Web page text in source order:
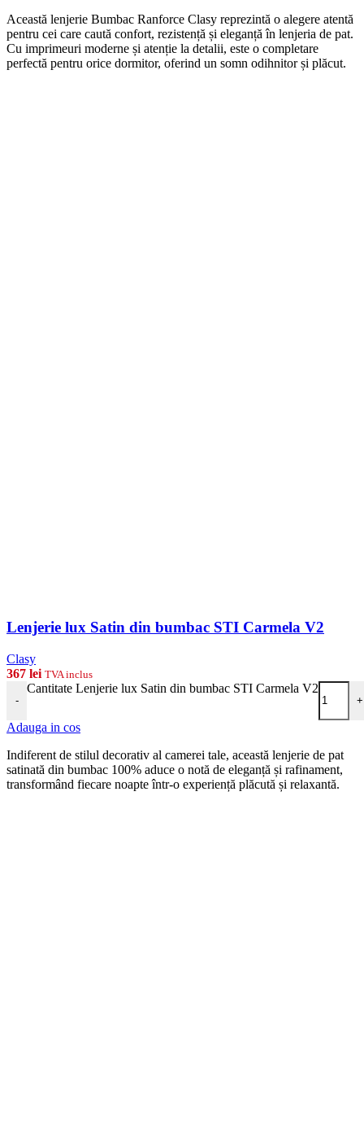
Această lenjerie Bumbac Ranforce Clasy reprezintă o alegere atentă
pentru cei care caută confort, rezistență și eleganță în lenjeria de pat.
Cu imprimeuri moderne și atenție la detalii, este o completare
perfectă pentru orice dormitor, oferind un somn odihnitor și plăcut.
Lenjerie lux Satin din bumbac STI Carmela V2
Clasy
367 lei TVA inclus
-
Cantitate Lenjerie lux Satin din bumbac STI Carmela V2
+
Adauga in cos
Indiferent de stilul decorativ al camerei tale, această lenjerie de pat
satinată din bumbac 100% aduce o notă de eleganță și rafinament,
transformând fiecare noapte într-o experiență plăcută și relaxantă.